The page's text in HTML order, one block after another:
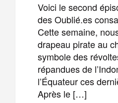
Voici le second
des Oublié.es
Cette semaine,
drapeau pirate au
symbole des
répandues de
l’Équateur ces
Après le […]